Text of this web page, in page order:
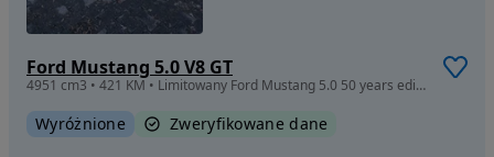
Ford Mustang 5.0 V8 GT
4951 cm3 • 421 KM • Limitowany Ford Mustang 5.0 50 years edition 1 z 1300 sztuk na swiecie
Wyróżnione Zweryfikowane dane